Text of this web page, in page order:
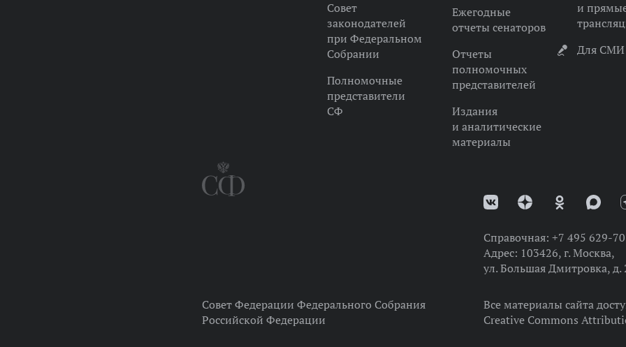
Совет
законодателей
при Федеральном
Собрании
Полномочные
представители
СФ
Ежегодные
отчеты сенаторов
Отчеты
полномочных
представителей
Издания
и аналитические
материалы
и
Для СМИ
Справочная: +7 495 629-
Адрес: 103426, г. Москва,
ул. Большая Дмитровка, д.
Совет Федерации Федерального Собрания
Российской Федерации
Все материалы сайта
Creative Commons